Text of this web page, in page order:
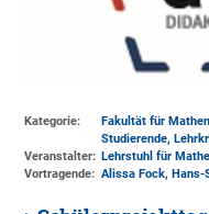
Kategorie:
Fakultät für
Studierende,
Veranstalter: Lehrstuhl für
Vortragende: Alissa Fock,